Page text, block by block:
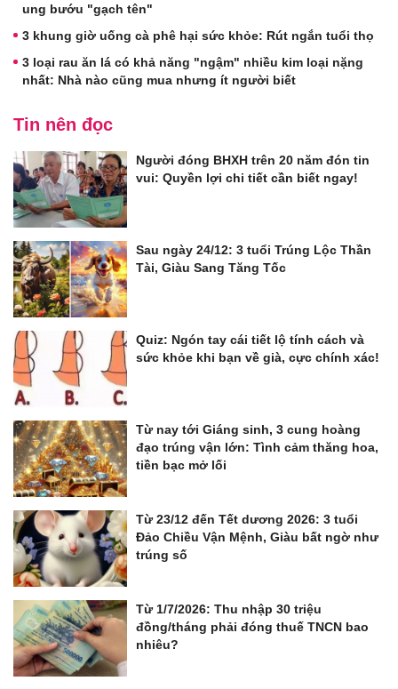
ung bướu "gạch tên"
3 khung giờ uống cà phê hại sức khỏe: Rút ngắn tuổi thọ
3 loại rau ăn lá có khả năng "ngậm" nhiều kim loại nặng
nhất: Nhà nào cũng mua nhưng ít người biết
Tin nên đọc
Người đóng BHXH trên 20 năm đón tin
vui: Quyền lợi chi tiết cần biết ngay!
Sau ngày 24/12: 3 tuổi Trúng Lộc Thần
Tài, Giàu Sang Tăng Tốc
Quiz: Ngón tay cái tiết lộ tính cách và
sức khỏe khi bạn về già, cực chính xác!
Từ nay tới Giáng sinh, 3 cung hoàng
đạo trúng vận lớn: Tình cảm thăng hoa,
tiền bạc mở lối
Từ 23/12 đến Tết dương 2026: 3 tuổi
Đảo Chiều Vận Mệnh, Giàu bất ngờ như
trúng số
Từ 1/7/2026: Thu nhập 30 triệu
đồng/tháng phải đóng thuế TNCN bao
nhiêu?